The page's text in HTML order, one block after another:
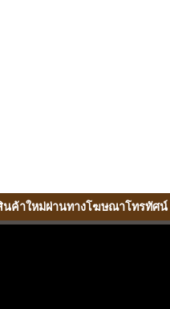
นค้าใหม่ผ่านทางโฆษณาโทรทัศน์